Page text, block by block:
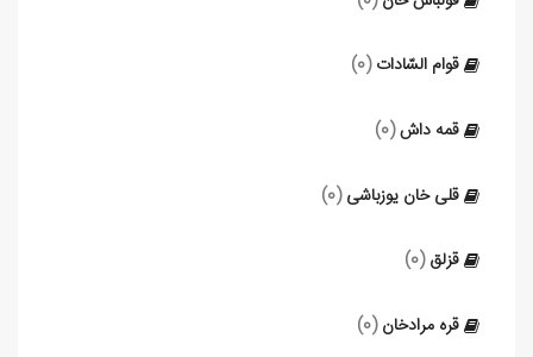
قوام السّادات (0)
قمه داش(0)
قلی خان یوزباشی (0)
قزلق (0)
قره مرادخان (0)